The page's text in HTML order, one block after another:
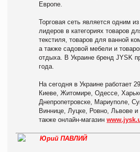
Европе.
Торговая сеть является одним
лидеров в категориях товаров
текстиля, товаров для ванной
а также садовой мебели и
отдыха. В Украине бренд JYSK
года.
На сегодня в Украине работает
Киеве, Житомире, Одессе,
Днепропетровске, Мариуполе,
Виннице, Луцке, Ровно, Львове
также онлайн-магазин
Юрий ПАВЛИЙ